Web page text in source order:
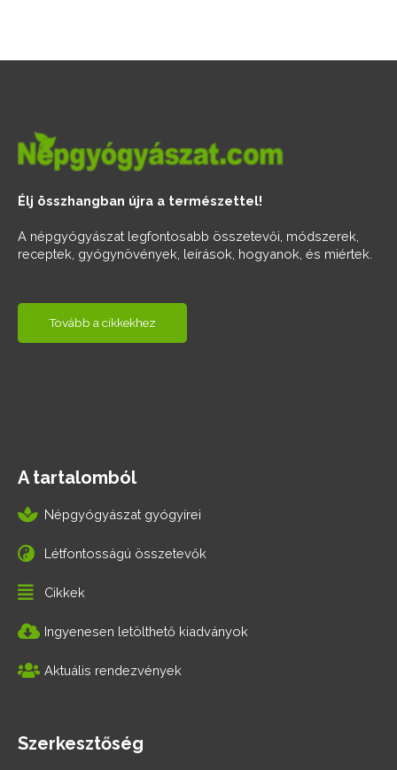
Élj összhangban újra a természettel!
A népgyógyászat legfontosabb összetevői, módszerek,
receptek, gyógynövények, leírások, hogyanok, és miértek.
Tovább a cikkekhez
A tartalomból
Népgyógyászat gyógyírei
Létfontosságú összetevők
Cikkek
Ingyenesen letölthető kiadványok
Aktuális rendezvények
Szerkesztőség